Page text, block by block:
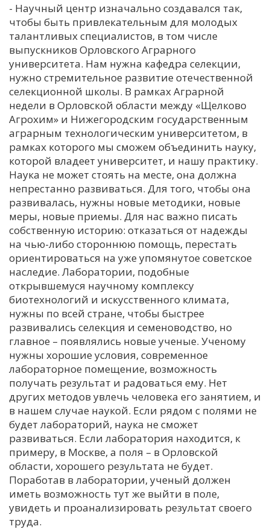
- Научный центр изначально создавался так,
чтобы быть привлекательным для молодых
талантливых специалистов, в том числе
выпускников Орловского Аграрного
университета. Нам нужна кафедра селекции,
нужно стремительное развитие отечественной
селекционной школы. В рамках Аграрной
недели в Орловской области между «Щелково
Агрохим» и Нижегородским государственным
аграрным технологическим университетом, в
рамках которого мы сможем объединить науку,
которой владеет университет, и нашу практику.
Наука не может стоять на месте, она должна
непрестанно развиваться. Для того, чтобы она
развивалась, нужны новые методики, новые
меры, новые приемы. Для нас важно писать
собственную историю: отказаться от надежды
на чью-либо стороннюю помощь, перестать
ориентироваться на уже упомянутое советское
наследие. Лаборатории, подобные
открывшемуся научному комплексу
биотехнологий и искусственного климата,
нужны по всей стране, чтобы быстрее
развивались селекция и семеноводство, но
главное – появлялись новые ученые. Ученому
нужны хорошие условия, современное
лабораторное помещение, возможность
получать результат и радоваться ему. Нет
других методов увлечь человека его занятием, и
в нашем случае наукой. Если рядом с полями не
будет лабораторий, наука не сможет
развиваться. Если лаборатория находится, к
примеру, в Москве, а поля – в Орловской
области, хорошего результата не будет.
Поработав в лаборатории, ученый должен
иметь возможность тут же выйти в поле,
увидеть и проанализировать результат своего
труда.